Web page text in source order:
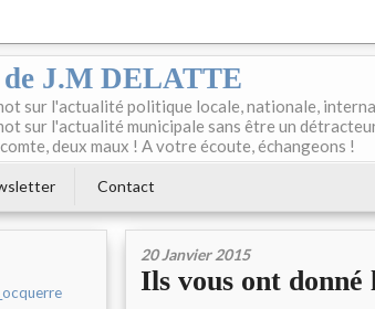
J.M DELATTE
sur l'actualité politique locale, nationale,
sur l'actualité municipale sans être un
deux maux ! A votre écoute, échangeons !
Contact
20 Janvier 2015
Ils vous ont